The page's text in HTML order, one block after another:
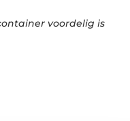
voordelig is